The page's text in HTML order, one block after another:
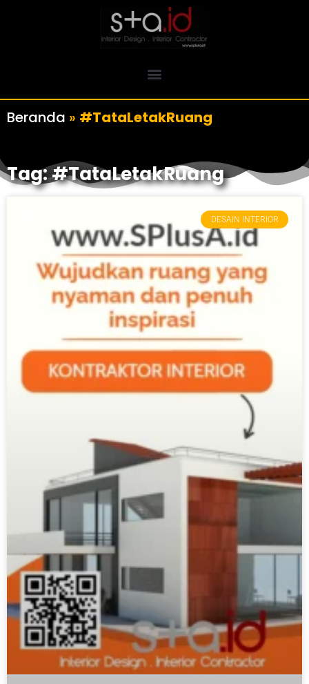
Beranda » #TataLetakRuang
Tag: #TataLetakRuang
DESAIN INTERIOR